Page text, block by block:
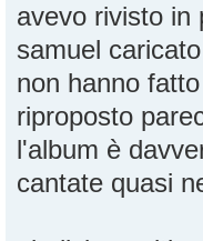
avevo rivisto in
samuel
non hanno
riproposto
l'album è
cantate quasi